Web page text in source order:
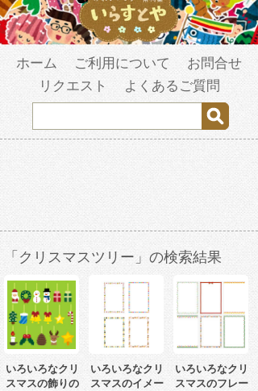
ホーム ご利用について
お問合せ
リクエスト
よくあるご質問
「クリスマスツリー」の検索結果
いろいろなクリ
スマスの飾りの
いろいろなクリ
スマスのイメー
いろいろなクリ
スマスのフレー